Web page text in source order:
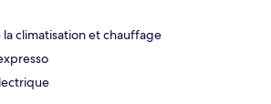
la climatisation et chauffage